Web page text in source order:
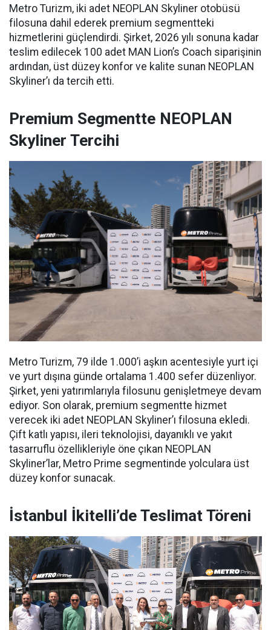
Metro Turizm, iki adet NEOPLAN Skyliner otobüsü
filosuna dahil ederek premium segmentteki
hizmetlerini güçlendirdi. Şirket, 2026 yılı sonuna kadar
teslim edilecek 100 adet MAN Lion’s Coach siparişinin
ardından, üst düzey konfor ve kalite sunan NEOPLAN
Skyliner’ı da tercih etti.
Premium Segmentte NEOPLAN
Skyliner Tercihi
Metro Turizm, 79 ilde 1.000’i aşkın acentesiyle yurt içi
ve yurt dışına günde ortalama 1.400 sefer düzenliyor.
Şirket, yeni yatırımlarıyla filosunu genişletmeye devam
ediyor. Son olarak, premium segmentte hizmet
verecek iki adet NEOPLAN Skyliner’ı filosuna ekledi.
Çift katlı yapısı, ileri teknolojisi, dayanıklı ve yakıt
tasarruflu özellikleriyle öne çıkan NEOPLAN
Skyliner’lar, Metro Prime segmentinde yolculara üst
düzey konfor sunacak.
İstanbul İkitelli’de Teslimat Töreni